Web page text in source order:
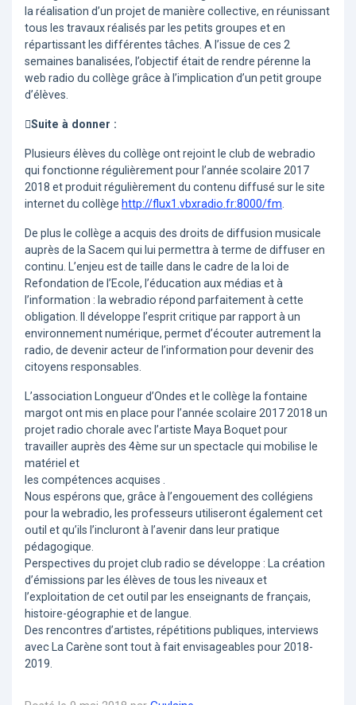
la réalisation d’un projet de manière collective, en réunissant
tous les travaux réalisés par les petits groupes et en
répartissant les différentes tâches. A l’issue de ces 2
semaines banalisées, l’objectif était de rendre pérenne la
web radio du collège grâce à l’implication d’un petit groupe
d’élèves.
Suite à donner :
Plusieurs élèves du collège ont rejoint le club de webradio
qui fonctionne régulièrement pour l’année scolaire 2017
2018 et produit régulièrement du contenu diffusé sur le site
internet du collège http://flux1.vbxradio.fr:8000/fm.
De plus le collège a acquis des droits de diffusion musicale
auprès de la Sacem qui lui permettra à terme de diffuser en
continu. L’enjeu est de taille dans le cadre de la loi de
Refondation de l’Ecole, l’éducation aux médias et à
l’information : la webradio répond parfaitement à cette
obligation. Il développe l’esprit critique par rapport à un
environnement numérique, permet d’écouter autrement la
radio, de devenir acteur de l’information pour devenir des
citoyens responsables.
L’association Longueur d’Ondes et le collège la fontaine
margot ont mis en place pour l’année scolaire 2017 2018 un
projet radio chorale avec l’artiste Maya Boquet pour
travailler auprès des 4ème sur un spectacle qui mobilise le
matériel et
les compétences acquises .
Nous espérons que, grâce à l’engouement des collégiens
pour la webradio, les professeurs utiliseront également cet
outil et qu’ils l’incluront à l’avenir dans leur pratique
pédagogique.
Perspectives du projet club radio se développe : La création
d’émissions par les élèves de tous les niveaux et
l’exploitation de cet outil par les enseignants de français,
histoire-géographie et de langue.
Des rencontres d’artistes, répétitions publiques, interviews
avec La Carène sont tout à fait envisageables pour 2018-
2019.